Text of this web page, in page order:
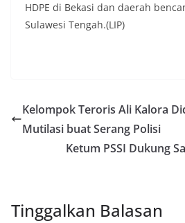
HDPE di Bekasi dan daerah
Sulawesi Tengah.(LIP)
Kelompok Teroris Ali Kalora
Mutilasi buat Serang Polisi
Ketum PSSI Dukung
Tinggalkan Balasan